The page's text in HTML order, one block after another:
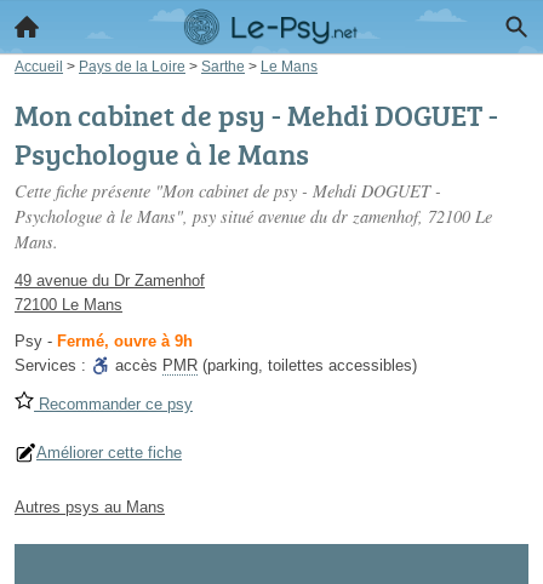
Accueil > Pays de la Loire > Sarthe > Le Mans
Mon cabinet de psy - Mehdi DOGUET -
Psychologue à le Mans
Cette fiche présente "Mon cabinet de psy - Mehdi DOGUET -
Psychologue à le Mans", psy situé avenue du dr zamenhof, 72100 Le
Mans.
49 avenue du Dr Zamenhof
72100 Le Mans
Psy - Fermé, ouvre à 9h
Services :
accès PMR (parking, toilettes accessibles)
Recommander ce psy
Améliorer cette fiche
Autres psys au Mans